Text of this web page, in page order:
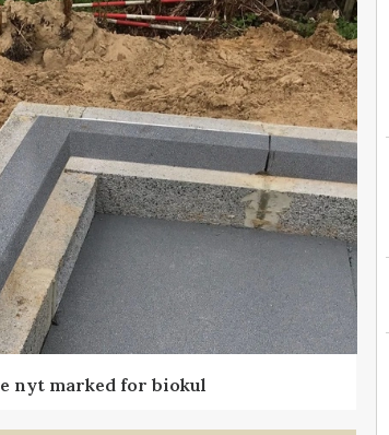
nyt marked for biokul